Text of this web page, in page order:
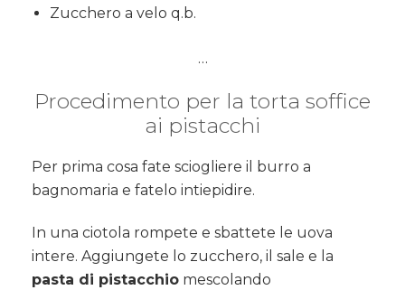
Zucchero a velo q.b.
…
Procedimento per la torta soffice
ai pistacchi
Per prima cosa fate sciogliere il burro a
bagnomaria e fatelo intiepidire.
In una ciotola rompete e sbattete le uova
intere. Aggiungete lo zucchero, il sale e la
pasta di pistacchio mescolando